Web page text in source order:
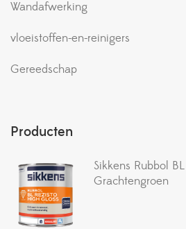
Wandafwerking
vloeistoffen-en-reinigers
Gereedschap
Producten
Sikkens Rubbol
Grachtengroen